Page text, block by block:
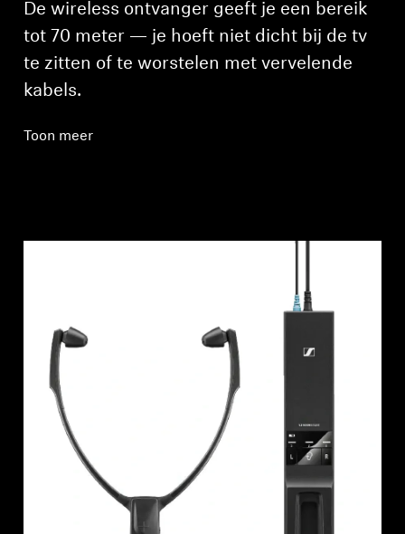
De wireless ontvanger geeft je een bereik
tot 70 meter — je hoeft niet dicht bij de tv
te zitten of te worstelen met vervelende
kabels.
Toon meer